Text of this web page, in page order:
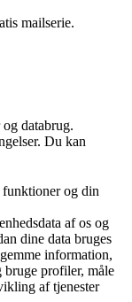
mailserie.
databrug.
Du kan
og din
af os og
dine data bruges
information,
profiler, måle
af tjenester